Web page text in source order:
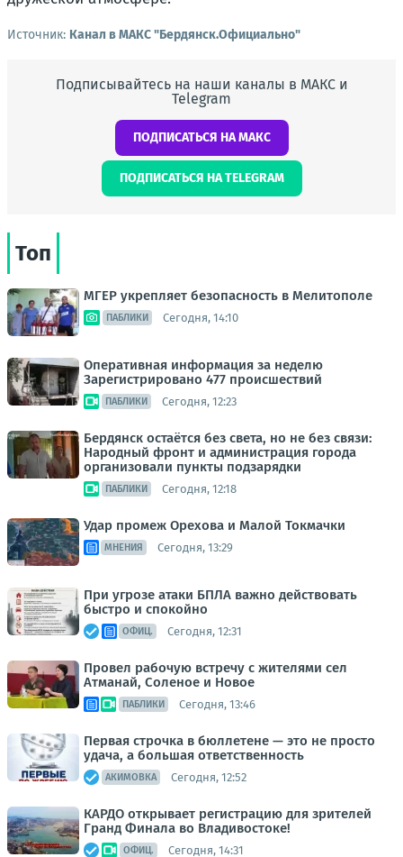
Источник: Канал в МАКС "Бердянск.Официально"
Подписывайтесь на наши каналы в МАКС и
Telegram
ПОДПИСАТЬСЯ НА МАКС
ПОДПИСАТЬСЯ НА TELEGRAM
Топ
МГЕР укрепляет безопасность в Мелитополе
ПАБЛИКИ Сегодня, 14:10
Оперативная информация за неделю
Зарегистрировано 477 происшествий
ПАБЛИКИ Сегодня, 12:23
Бердянск остаётся без света, но не без связи:
Народный фронт и администрация города
организовали пункты подзарядки
ПАБЛИКИ Сегодня, 12:18
Удар промеж Орехова и Малой Токмачки
МНЕНИЯ Сегодня, 13:29
При угрозе атаки БПЛА важно действовать
быстро и спокойно
ОФИЦ. Сегодня, 12:31
Провел рабочую встречу с жителями сел
Атманай, Соленое и Новое
ПАБЛИКИ Сегодня, 13:46
Первая строчка в бюллетене — это не просто
удача, а большая ответственность
АКИМОВКА Сегодня, 12:52
КАРДО открывает регистрацию для зрителей
Гранд Финала во Владивостоке!
ОФИЦ. Сегодня, 14:31